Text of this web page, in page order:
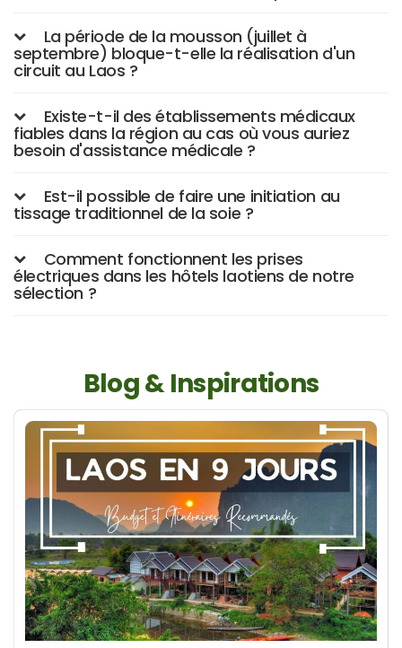
La période de la mousson (juillet à
septembre) bloque-t-elle la réalisation d'un
circuit au Laos ?
Existe-t-il des établissements médicaux
fiables dans la région au cas où vous auriez
besoin d'assistance médicale ?
Est-il possible de faire une initiation au
tissage traditionnel de la soie ?
Comment fonctionnent les prises
électriques dans les hôtels laotiens de notre
sélection ?
Blog & Inspirations